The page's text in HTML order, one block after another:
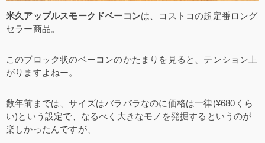
米久アップルスモークドベーコンは、コストコの超定番ロング
セラー商品。
このブロック状のベーコンのかたまりを見ると、テンション上
がりますよねー。
数年前までは、サイズはバラバラなのに価格は一律(¥680くら
い)という設定で、なるべく大きなモノを発掘するというのが
楽しかったんですが、